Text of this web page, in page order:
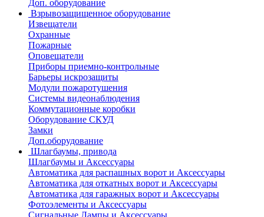
Доп. оборудование
Взрывозащищенное оборудование
Извещатели
Охранные
Пожарные
Оповещатели
Приборы приемно-контрольные
Барьеры искрозащиты
Модули пожаротушения
Системы видеонаблюдения
Коммутационные коробки
Оборудование СКУД
Замки
Доп.оборудование
Шлагбаумы, привода
Шлагбаумы и Аксессуары
Автоматика для распашных ворот и Аксессуары
Автоматика для откатных ворот и Аксессуары
Автоматика для гаражных ворот и Аксессуары
Фотоэлементы и Аксессуары
Сигнальные Лампы и Аксессуары